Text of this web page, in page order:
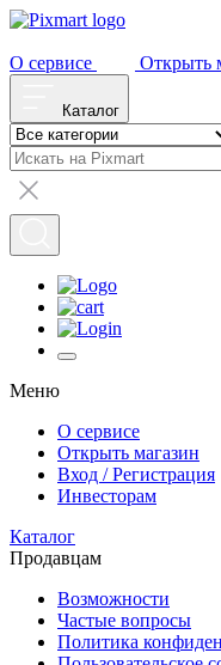
О сервисе Открыть
Каталог
Меню
О сервисе
Открыть магазин
Вход / Регистрация
Инвесторам
Каталог
Продавцам
Возможности
Частые вопросы
Политика